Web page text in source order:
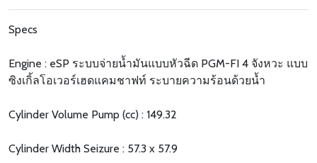
Specs
Engine : eSP ระบบจ่ายน้ำมันแบบหัวฉีด PGM-FI 4 จังหวะ แบบ
ซิงเกิ้ลโอเวอร์เฮดแคมชาฟท์ ระบายความร้อนด้วยน้ำ
Cylinder Volume Pump (cc) : 149.32
Cylinder Width Seizure : 57.3 x 57.9